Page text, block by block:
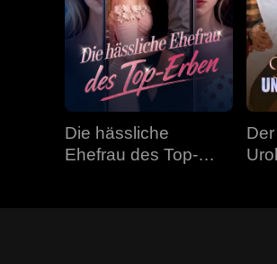
Die hässliche
Ehefrau des Top-